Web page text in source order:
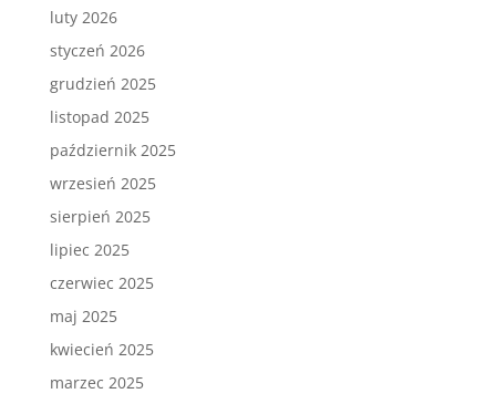
luty 2026
styczeń 2026
grudzień 2025
listopad 2025
październik 2025
wrzesień 2025
sierpień 2025
lipiec 2025
czerwiec 2025
maj 2025
kwiecień 2025
marzec 2025